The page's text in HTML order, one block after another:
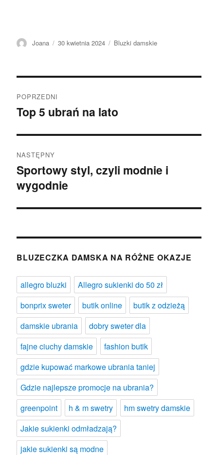
Autor
Joana Opublikowano
30 kwietnia 2024 Kategorie
Bluzki damskie
wpisu
POPRZEDNI
Poprzedni
Top 5 ubrań na lato
NASTĘPNY
Następny
wpis:
Sportowy styl, czyli modnie i
wygodnie
BLUZECZKA DAMSKA NA RÓŻNE OKAZJE
allegro bluzki
Allegro sukienki do 50 zł
bonprix sweter
butik online
butik z odzieżą
damskie ubrania
dobry sweter dla
fajne ciuchy damskie
fashion butik
gdzie kupować markowe ubrania taniej
Gdzie najlepsze promocje na ubrania?
greenpoint
h & m swetry
hm swetry damskie
Jakie sukienki odmładzają?
jakie sukienki są modne